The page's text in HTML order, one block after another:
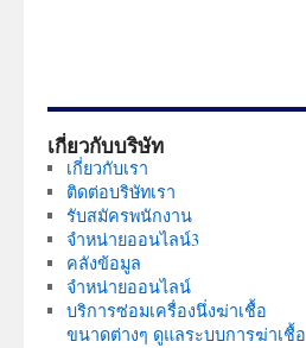
เกี่ยวกับบริษัท
เกี่ยวกับเรา
ติดต่อบริษัทเรา
รับสมัครพนักงาน
จำหน่ายออนไลน์3
คลังข้อมูล
จำหน่ายออนไลน์
บริการซ่อมเครื่องนึ่งฆ่าเชื้อ
ขนาดต่างๆ ดูแลระบบการฆ่าเชื้อ